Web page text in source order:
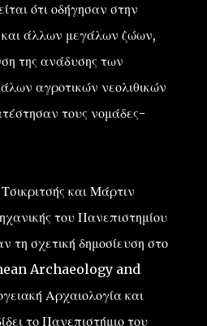
ότι οδήγησαν στην
άλλων μεγάλων ζώων,
της ανάδυσης των
αγροτικών νεολιθικών
τους νομάδες-
και Μάρτιν
του Πανεπιστημίου
τη σχετική δημοσίευση στο
Archaeology and
Αρχαιολογία και
το Πανεπιστήμιο του